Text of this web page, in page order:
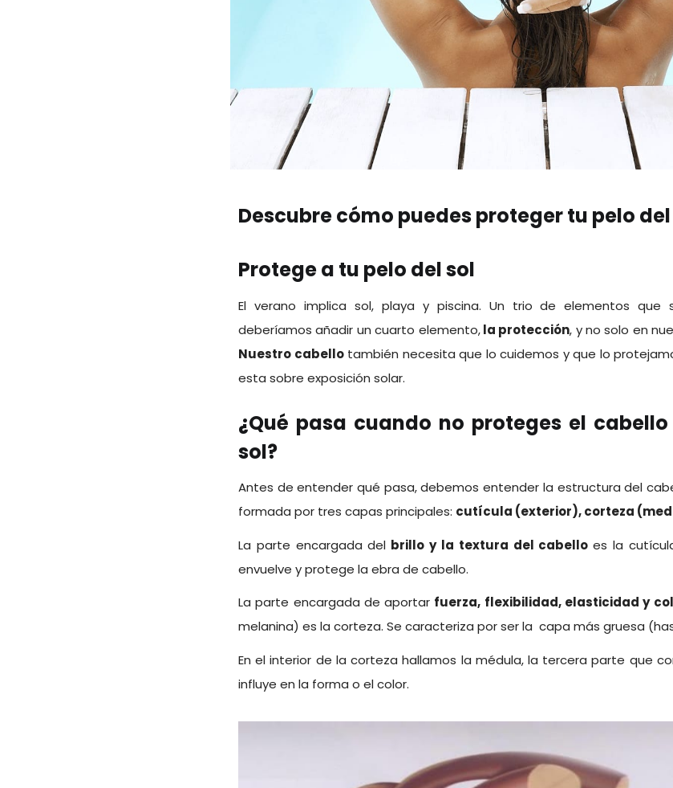
Descubre cómo puedes proteger tu pelo
Protege a tu pelo del sol
El verano implica sol, playa y piscina. Un trio de elementos que
deberíamos añadir un cuarto elemento,la protección, y no solo en
Nuestro cabellotambién necesita que lo cuidemos y que lo
esta sobre exposición solar.
¿Qué pasa cuando no proteges el
sol?
Antes de entender qué pasa, debemos entender la estructura del
formada por tres capas principales: cutícula (exterior), corteza
La parte encargada del brillo y la textura del cabelloes la
envuelve y protege la ebra de cabello.
La parte encargada de aportar fuerza, flexibilidad, elasticidad y
melanina) es la corteza. Se caracteriza por ser la capa más gruesa
En el interior de la corteza hallamos la médula, la tercera parte que
influye en la forma o el color.